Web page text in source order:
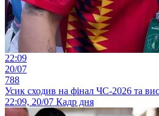
22:09
20/07
788
Усик сходив на фінал ЧС-2026 та
22:09, 20/07 Кадр дня